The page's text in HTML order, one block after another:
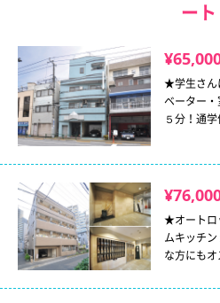
ート
★学生さん
ベーター
５分！通
★オートロ
ムキッチ
な方にも